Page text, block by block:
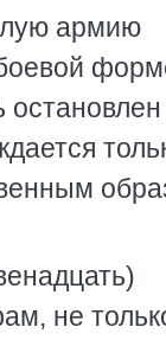
армию
остановлен
не